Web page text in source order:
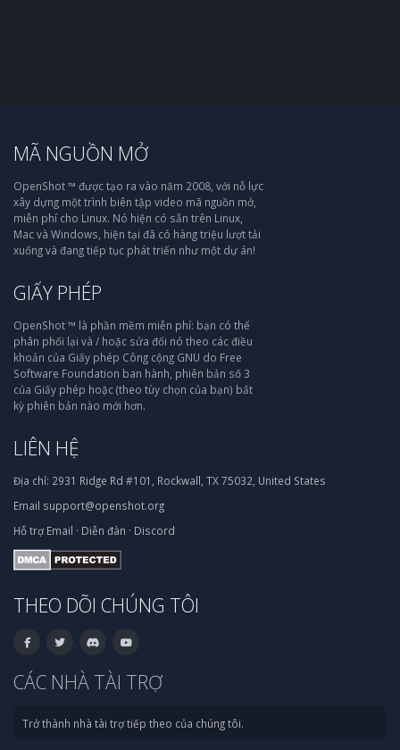
MÃ NGUỒN MỞ
OpenShot ™ được tạo ra vào năm 2008, với nỗ lực
xây dựng một trình biên tập video mã nguồn mở,
miễn phí cho Linux. Nó hiện có sẵn trên Linux,
Mac và Windows, hiện tại đã có hàng triệu lượt tải
xuống và đang tiếp tục phát triển như một dự án!
GIẤY PHÉP
OpenShot ™ là phần mềm miễn phí: bạn có thể
phân phối lại và / hoặc sửa đổi nó theo các điều
khoản của Giấy phép Công cộng GNU do Free
Software Foundation ban hành, phiên bản số 3
của Giấy phép hoặc (theo tùy chọn của bạn) bất
kỳ phiên bản nào mới hơn.
LIÊN HỆ
Địa chỉ: 2931 Ridge Rd #101, Rockwall, TX 75032, United States
Email support@openshot.org
Hỗ trợ Email · Diễn đàn · Discord
THEO DÕI CHÚNG TÔI
CÁC NHÀ TÀI TRỢ
Trở thành nhà tài trợ tiếp theo của chúng tôi.